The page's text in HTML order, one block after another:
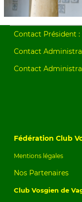
Contact Président
Contact
Contact
Fédération Club
Mentions légales
Nos Partenaires
Club Vosgien de